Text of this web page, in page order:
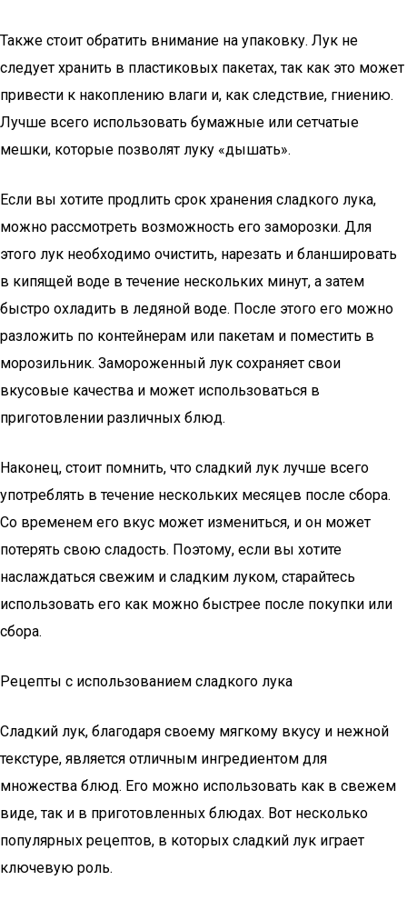
Также стоит обратить внимание на упаковку. Лук не
следует хранить в пластиковых пакетах, так как это может
привести к накоплению влаги и, как следствие, гниению.
Лучше всего использовать бумажные или сетчатые
мешки, которые позволят луку «дышать».
Если вы хотите продлить срок хранения сладкого лука,
можно рассмотреть возможность его заморозки. Для
этого лук необходимо очистить, нарезать и бланшировать
в кипящей воде в течение нескольких минут, а затем
быстро охладить в ледяной воде. После этого его можно
разложить по контейнерам или пакетам и поместить в
морозильник. Замороженный лук сохраняет свои
вкусовые качества и может использоваться в
приготовлении различных блюд.
Наконец, стоит помнить, что сладкий лук лучше всего
употреблять в течение нескольких месяцев после сбора.
Со временем его вкус может измениться, и он может
потерять свою сладость. Поэтому, если вы хотите
наслаждаться свежим и сладким луком, старайтесь
использовать его как можно быстрее после покупки или
сбора.
Рецепты с использованием сладкого лука
Сладкий лук, благодаря своему мягкому вкусу и нежной
текстуре, является отличным ингредиентом для
множества блюд. Его можно использовать как в свежем
виде, так и в приготовленных блюдах. Вот несколько
популярных рецептов, в которых сладкий лук играет
ключевую роль.